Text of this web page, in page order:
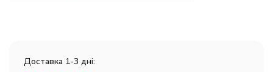
Доставка 1-3 дні: